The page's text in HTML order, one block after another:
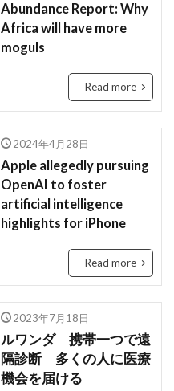
Abundance Report: Why
Africa will have more
moguls
Read more
2024年4月28日
Apple allegedly pursuing
OpenAI to foster
artificial intelligence
highlights for iPhone
Read more
2023年7月18日
ルワンダ 携帯一つで遠
隔診断 多くの人に医療
機会を届ける